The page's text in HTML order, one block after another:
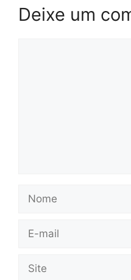
Deixe um
mail